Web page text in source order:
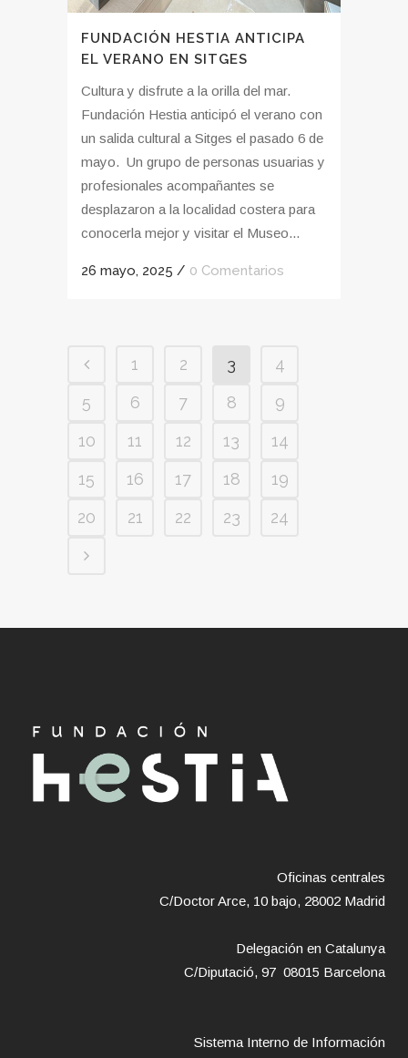
FUNDACIÓN HESTIA ANTICIPA
EL VERANO EN SITGES
Cultura y disfrute a la orilla del mar.
Fundación Hestia anticipó el verano con
un salida cultural a Sitges el pasado 6 de
mayo. Un grupo de personas usuarias y
profesionales acompañantes se
desplazaron a la localidad costera para
conocerla mejor y visitar el Museo...
26 mayo, 2025 / 0 Comentarios
1 2 3
4
5
6 7 8
9
10
11 12 13
14
15
16 17 18
19
20
21 22 23 24
Oficinas centrales
C/Doctor Arce, 10 bajo, 28002 Madrid
Delegación en Catalunya
C/Diputació, 97 08015 Barcelona
Sistema Interno de Información